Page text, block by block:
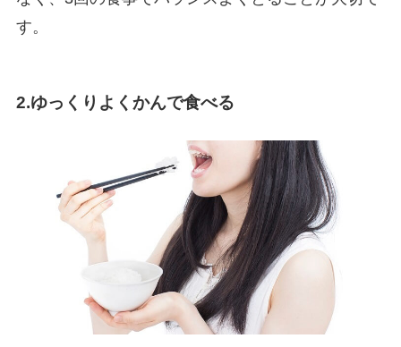
す。
2.ゆっくりよくかんで食べる